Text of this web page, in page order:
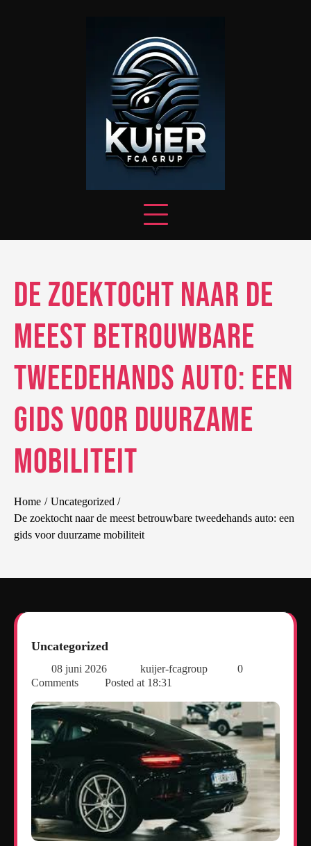
De zoektocht naar de
meest betrouwbare
tweedehands auto: een
gids voor duurzame
mobiliteit
Home
Uncategorized
De zoektocht naar de meest betrouwbare tweedehands auto: een
gids voor duurzame mobiliteit
Uncategorized
08 juni 2026 kuijer-fcagroup
0
Comments
Posted at 18:31